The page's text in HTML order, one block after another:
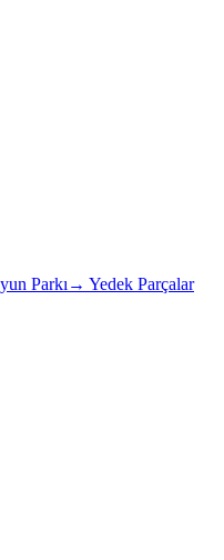
Parkı→ Yedek Parçalar